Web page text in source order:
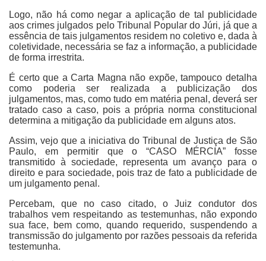
Logo, não há como negar a aplicação de tal publicidade
aos crimes julgados pelo Tribunal Popular do Júri, já que a
essência de tais julgamentos residem no coletivo e, dada à
coletividade, necessária se faz a informação, a publicidade
de forma irrestrita.
É certo que a Carta Magna não expõe, tampouco detalha
como poderia ser realizada a publicização dos
julgamentos, mas, como tudo em matéria penal, deverá ser
tratado caso a caso, pois a própria norma constitucional
determina a mitigação da publicidade em alguns atos.
Assim, vejo que a iniciativa do Tribunal de Justiça de São
Paulo, em permitir que o “CASO MÉRCIA” fosse
transmitido à sociedade, representa um avanço para o
direito e para sociedade, pois traz de fato a publicidade de
um julgamento penal.
Percebam, que no caso citado, o Juiz condutor dos
trabalhos vem respeitando as testemunhas, não expondo
sua face, bem como, quando requerido, suspendendo a
transmissão do julgamento por razões pessoais da referida
testemunha.